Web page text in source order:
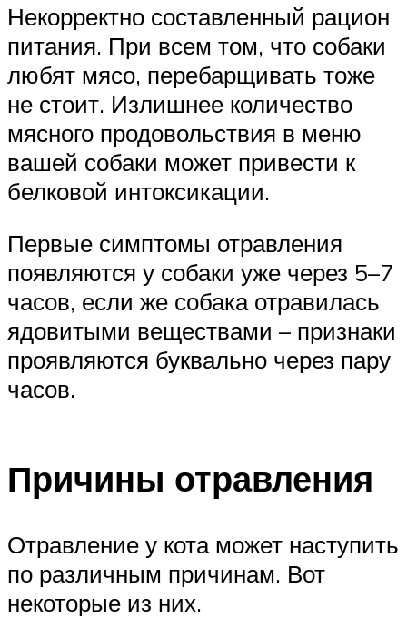
Некорректно составленный рацион
питания. При всем том, что собаки
любят мясо, перебарщивать тоже
не стоит. Излишнее количество
мясного продовольствия в меню
вашей собаки может привести к
белковой интоксикации.
Первые симптомы отравления
появляются у собаки уже через 5–7
часов, если же собака отравилась
ядовитыми веществами – признаки
проявляются буквально через пару
часов.
Причины отравления
Отравление у кота может наступить
по различным причинам. Вот
некоторые из них.